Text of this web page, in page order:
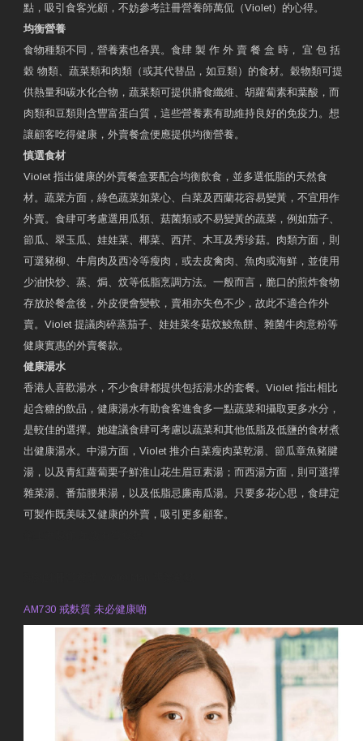
點，吸引食客光顧，不妨參考註冊營養師萬侃（Violet）的心得。
均衡營養
食物種類不同，營養素也各異。食肆 製 作 外 賣 餐 盒 時， 宜 包 括
穀 物類、蔬菜類和肉類（或其代替品，如豆類）的食材。穀物類可提
供熱量和碳水化合物，蔬菜類可提供膳食纖維、胡蘿蔔素和葉酸，而
肉類和豆類則含豐富蛋白質，這些營養素有助維持良好的免疫力。想
讓顧客吃得健康，外賣餐盒便應提供均衡營養。
慎選食材
Violet 指出健康的外賣餐盒要配合均衡飲食，並多選低脂的天然食
材。蔬菜方面，綠色蔬菜如菜心、白菜及西蘭花容易變黃，不宜用作
外賣。食肆可考慮選用瓜類、菇菌類或不易變黃的蔬菜，例如茄子、
節瓜、翠玉瓜、娃娃菜、椰菜、西芹、木耳及秀珍菇。肉類方面，則
可選豬柳、牛肩肉及西冷等瘦肉，或去皮禽肉、魚肉或海鮮，並使用
少油快炒、蒸、焗、炆等低脂烹調方法。一般而言，脆口的煎炸食物
存放於餐盒後，外皮便會變軟，賣相亦失色不少，故此不適合作外
賣。Violet 提議肉碎蒸茄子、娃娃菜冬菇炆鯪魚餅、雜菌牛肉意粉等
健康實惠的外賣餐款。
健康湯水
香港人喜歡湯水，不少食肆都提供包括湯水的套餐。Violet 指出相比
起含糖的飲品，健康湯水有助食客進食多一點蔬菜和攝取更多水分，
是較佳的選擇。她建議食肆可考慮以蔬菜和其他低脂及低鹽的食材煮
出健康湯水。中湯方面，Violet 推介白菜瘦肉菜乾湯、節瓜章魚豬腱
湯，以及青紅蘿蔔栗子鮮淮山花生眉豆素湯；而西湯方面，則可選擇
雜菜湯、番茄腰果湯，以及低脂忌廉南瓜湯。只要多花心思，食肆定
可製作既美味又健康的外賣，吸引更多顧客。
AM730 戒麩質 未必健康啲